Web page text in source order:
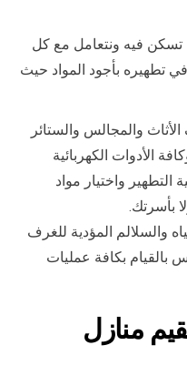
تسكن فيه ونتعامل مع كل
تطهيره بأجود المواد حيث
والمجالس والستائر
الأدوات الكهربائية
واختيار مواد
بأسرتك.
والسلالم المؤدية للغرف
بالقيام بكافة عمليات
منازل